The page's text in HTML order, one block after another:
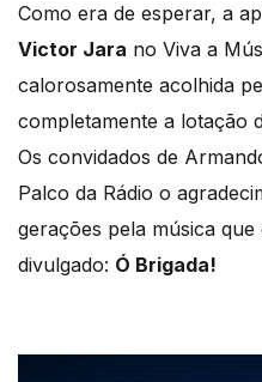
Como era de esperar, a
Victor Jara no Viva a
calorosamente acolhida
completamente a lotação
Os convidados de
Palco da Rádio o
gerações pela música
divulgado: Ó Brigada!